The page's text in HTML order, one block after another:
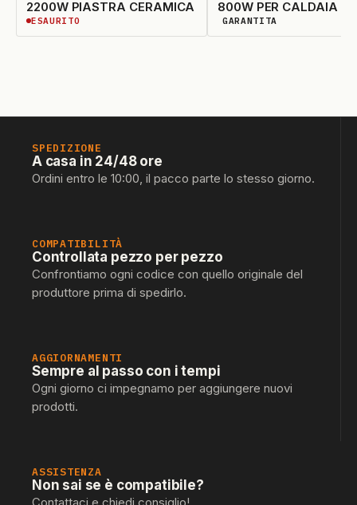
2200W PIASTRA CERAMICA
ESAURITO
ESAURITO
800W PER CALDAIA
DISPONIBILITÀ GARANTITA
GARANTITA
SPEDIZIONE
A casa in 24/48 ore
Ordini entro le 10:00, il pacco parte lo stesso giorno.
COMPATIBILITÀ
Controllata pezzo per pezzo
Confrontiamo ogni codice con quello originale del
produttore prima di spedirlo.
AGGIORNAMENTI
Sempre al passo con i tempi
Ogni giorno ci impegnamo per aggiungere nuovi
prodotti.
ASSISTENZA
Non sai se è compatibile?
Contattaci e chiedi consiglio!